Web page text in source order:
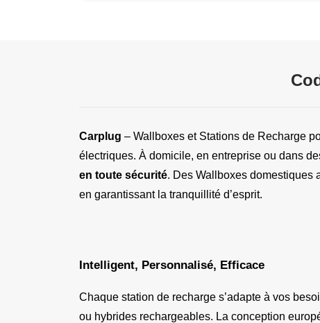
Carplug – Wallboxes et Stations de Recharge
électriques. À domicile, en entreprise ou dans
en toute sécurité. Des Wallboxes domestiques
en garantissant la tranquillité d’esprit.
Intelligent, Personnalisé, Efficace
Chaque station de recharge s’adapte à vos
ou hybrides rechargeables. La conception